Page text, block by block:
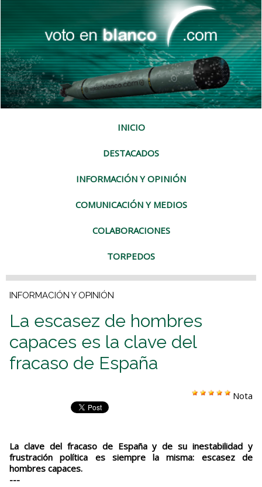
INICIO
DESTACADOS
INFORMACIÓN Y OPINIÓN
COMUNICACIÓN Y MEDIOS
COLABORACIONES
TORPEDOS
INFORMACIÓN Y OPINIÓN
La escasez de hombres
capaces es la clave del
fracaso de España
Nota
La clave del fracaso de España y de su inestabilidad y
frustración política es siempre la misma: escasez de
hombres capaces.
---